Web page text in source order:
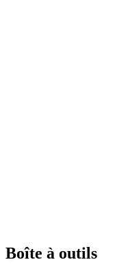
Boîte à outils